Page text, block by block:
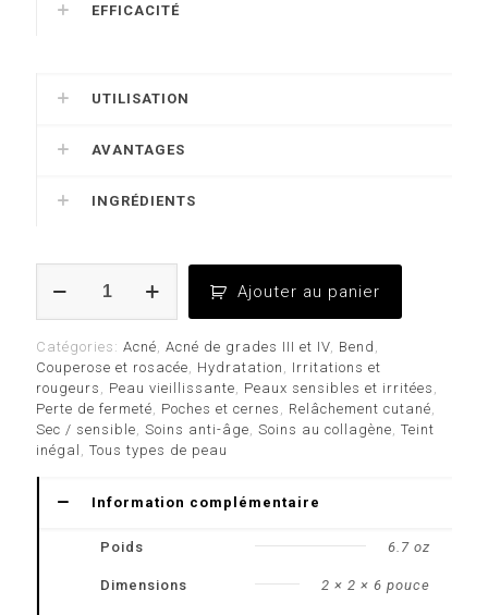
EFFICACITÉ
UTILISATION
AVANTAGES
INGRÉDIENTS
de
anti-
âge
Capsules
120
Ajouter au panier
Catégories: Acné Acné de grades III et IV Bend
Couperose et rosacée
Hydratation
Irritations et
rougeurs
Peau vieillissante Peaux sensibles et irritées
Perte de fermeté
Poches et cernes Relâchement cutané
Sec / sensible Soins anti-âge Soins au collagène Teint
inégal
Tous types de peau
Information complémentaire
Poids 6.7 oz
Dimensions 2 × 2 × 6 pouce